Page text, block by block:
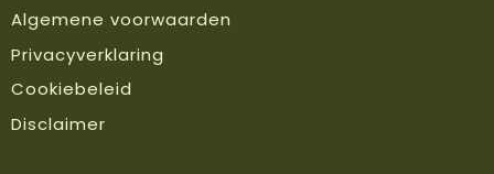
Algemene voorwaarden
Privacyverklaring
Cookiebeleid
Disclaimer